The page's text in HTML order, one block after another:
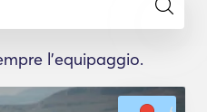
l'equipaggio.